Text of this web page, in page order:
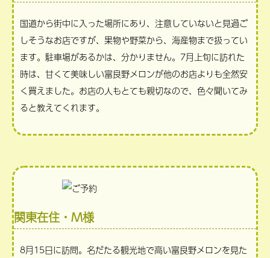
国道から街中に入った場所にあり、注意していないと見過ご
しそうなお店ですが、果物や野菜から、海産物まで扱ってい
ます。駐車場があるかは、分かりません。7月上旬に訪れた
時は、甘くて美味しい富良野メロンが他のお店よりも全然安
く買えました。お店の人もとても親切なので、色々聞いてみ
ると教えてくれます。
関東在住・M様
8月15日に訪問。名だたる観光地で高い富良野メロンを見た